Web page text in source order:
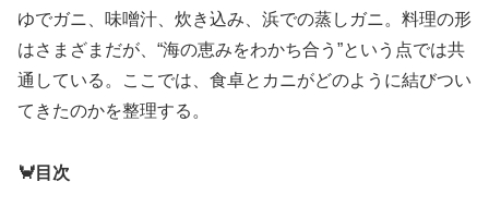
ゆでガニ、味噌汁、炊き込み、浜での蒸しガニ。料理の形
はさまざまだが、“海の恵みをわかち合う”という点では共
通している。ここでは、食卓とカニがどのように結びつい
てきたのかを整理する。
🦀目次